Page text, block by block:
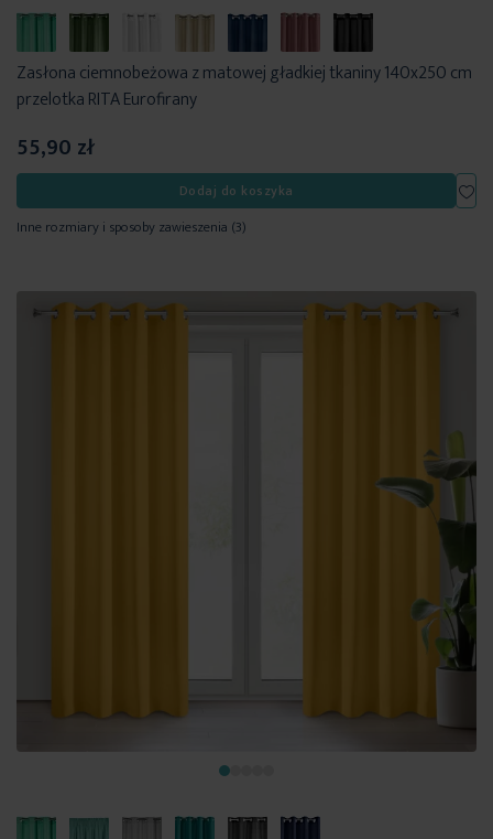
Zasłona ciemnobeżowa z matowej gładkiej tkaniny 140x250 cm
przelotka RITA Eurofirany
55,90 zł
Dodaj do koszyka
Inne rozmiary i sposoby zawieszenia (3)